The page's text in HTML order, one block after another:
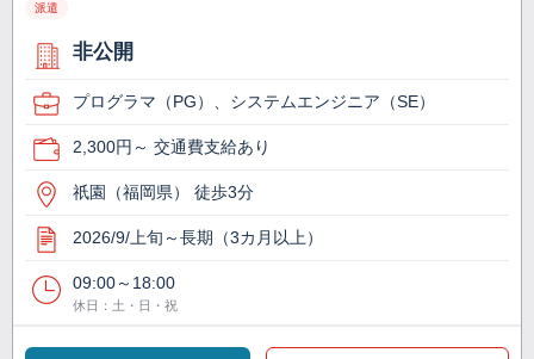
派遣
非公開
プログラマ（PG）、システムエンジニア（SE）
2,300円～ 交通費支給あり
祇園（福岡県） 徒歩3分
2026/9/上旬～長期（3カ月以上）
09:00～18:00
休日：土・日・祝